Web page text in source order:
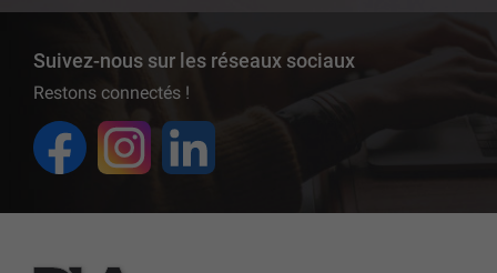
Suivez-nous sur les réseaux sociaux
Restons connectés !